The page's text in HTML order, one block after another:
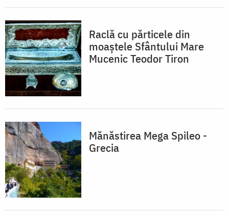
Raclă cu părticele din
moaștele Sfântului Mare
Mucenic Teodor Tiron
Mănăstirea Mega Spileo -
Grecia